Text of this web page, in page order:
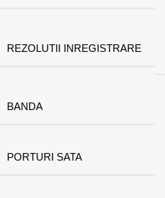
REZOLUTII INREGISTRARE
BANDA
PORTURI SATA